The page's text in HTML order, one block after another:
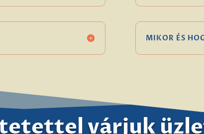
MIKOR ÉS
várjuk